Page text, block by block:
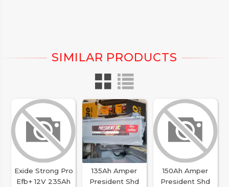
Exide Strong Pro
Efb+ 12V 235Ah
135Ah Amper
President Shd
150Ah Amper
President Shd